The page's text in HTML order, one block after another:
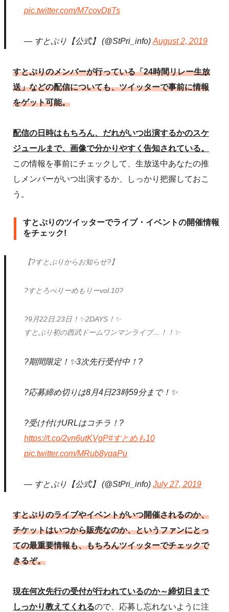
pic.twitter.com/M7covDtiTs
— すとぷり【公式】 (@StPri_info)August 2, 2019
すとぷりのメンバーが行っている「24時間リレー生放
送」などの配信についても、ツイッターで事前に情報
をゲット可能。
配信の日時はもちろん、だれがいつ出演するかのスケ
ジュールまで、画像で分かりやすく告知されている。
この情報を事前にチェックして、生放送中あなたの推
しメンバーがいつ出演するか、しっかり把握しておこ
う。
すとぷりのツイッターでライブ・イベントの開催情報
をチェック!
【?すとぷりからお知らせ?】
?すとろべりーめもりーvol.10?
?9月22日.23日！✨2DAYS！✨
すとぷり初の西武ドームワンマンライブ…！！✨
?期間限定！✨3次先行受付中！?
?応募締め切りは8月4日23時59分まで！✨
?受け付けURLはコチラ！?
https://t.co/2vn6utKVgP#すとめも10
pic.twitter.com/MRub8yqaPu
— すとぷり【公式】 (@StPri_info)July 27, 2019
すとぷりのライブやイベントがいつ開催されるのか、
チケットはいつから販売なのか、というファンにとっ
ての最重要情報も、もちろんツイッターでチェックで
きるぞ。
現在何次先行の受付が行われているのか～締切日まで
しっかり教えてくれるので、応募し忘れないように注